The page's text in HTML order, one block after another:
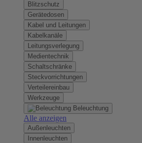
Blitzschutz
Gerätedosen
Kabel und Leitungen
Kabelkanäle
Leitungsverlegung
Medientechnik
Schaltschränke
Steckvorrichtungen
Verteilereinbau
Werkzeuge
Beleuchtung
Alle anzeigen
Außenleuchten
Innenleuchten